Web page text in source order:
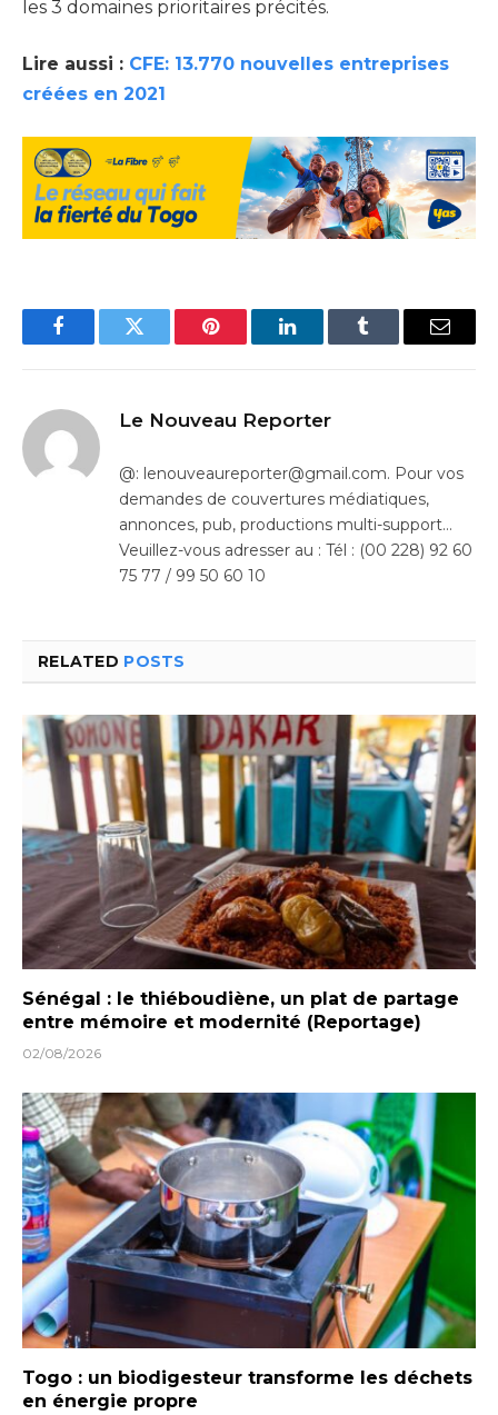
les 3 domaines prioritaires précités.
Lire aussi : CFE: 13.770 nouvelles entreprises
créées en 2021
FacebookTwitter Pinterest LinkedInTumblr Email
Le Nouveau Reporter
@: lenouveaureporter@gmail.com. Pour vos
demandes de couvertures médiatiques,
annonces, pub, productions multi-support…
Veuillez-vous adresser au : Tél : (00 228) 92 60
75 77 / 99 50 60 10
RELATED POSTS
Sénégal : le thiéboudiène, un plat de partage
entre mémoire et modernité (Reportage)
02/08/2026
Togo : un biodigesteur transforme les déchets
en énergie propre